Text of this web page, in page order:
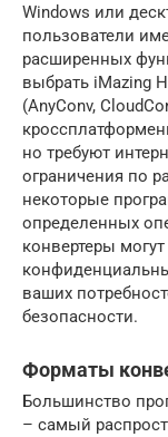
Windows или
пользователи
расширенных
выбрать iMazing
(AnyConv,
но требуют
ограничения по
некоторые
определенных
конвертеры
ваших
безопасности.
Форматы
Большинство
– самый